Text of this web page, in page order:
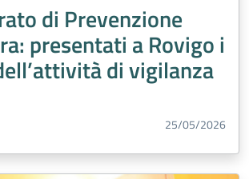
di Prevenzione
presentati a Rovigo i
di vigilanza
25/05/2026